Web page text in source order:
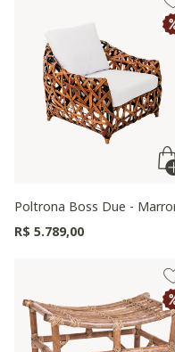
Poltrona Boss Due -
R$ 5.789,00